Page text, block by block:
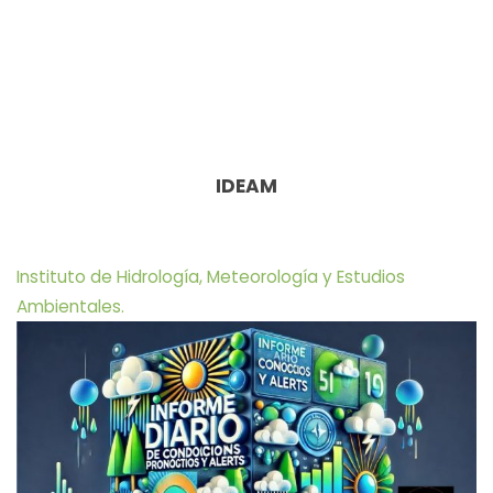
IDEAM
Instituto de Hidrología, Meteorología y Estudios
Ambientales.